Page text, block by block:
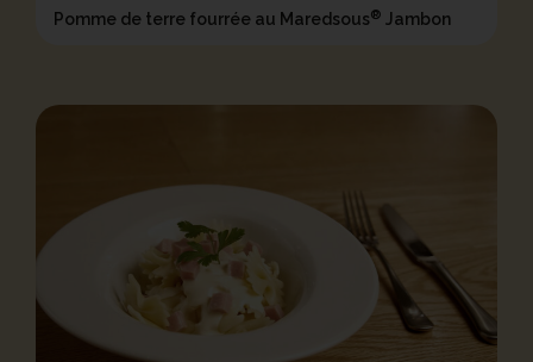
Pomme de terre fourrée au Maredsous® Jambon